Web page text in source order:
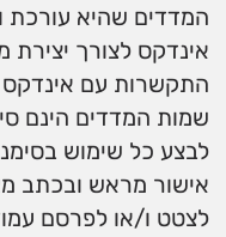
המדדים שהיא
אינדקס לצורך
התקשרות עם אינדקס
שמות המדדים הינם
לבצע כל שימוש
אישור מראש ובכתב
לצטט ו/או לפרסם